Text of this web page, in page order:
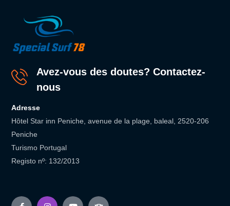
Avez-vous des doutes? Contactez-
nous
Adresse
Hôtel Star inn Peniche, avenue de la plage, baleal, 2520-206
Peniche
Turismo Portugal
Registo nº: 132/2013